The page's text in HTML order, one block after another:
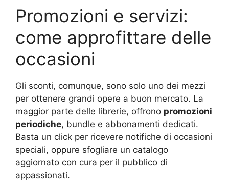
Promozioni e servizi:
come approfittare delle
occasioni
Gli sconti, comunque, sono solo uno dei mezzi
per ottenere grandi opere a buon mercato. La
maggior parte delle librerie, offrono promozioni
periodiche, bundle e abbonamenti dedicati.
Basta un click per ricevere notifiche di occasioni
speciali, oppure sfogliare un catalogo
aggiornato con cura per il pubblico di
appassionati.